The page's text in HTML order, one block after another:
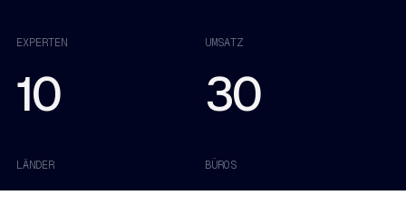
EXPERTEN UMSATZ
10
LÄNDER
30
BÜROS